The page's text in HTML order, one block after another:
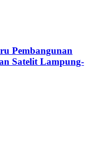
Pembangunan
Satelit Lampung-